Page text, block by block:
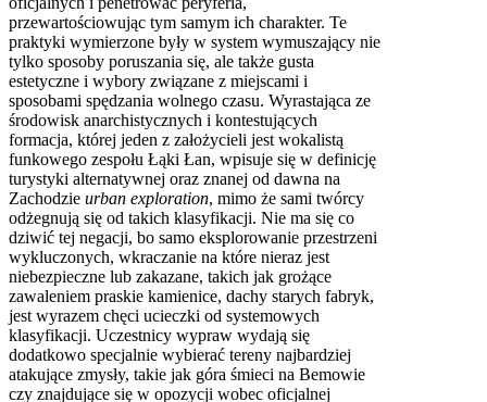
przewartościowując tym samym ich charakter. Te
praktyki wymierzone były w system wymuszający nie
tylko sposoby poruszania się, ale także gusta
estetyczne i wybory związane z miejscami i
sposobami spędzania wolnego czasu. Wyrastająca ze
środowisk anarchistycznych i kontestujących
formacja, której jeden z założycieli jest wokalistą
funkowego zespołu Łąki Łan, wpisuje się w definicję
turystyki alternatywnej oraz znanej od dawna na
Zachodzie urban exploration, mimo że sami twórcy
odżegnują się od takich klasyfikacji. Nie ma się co
dziwić tej negacji, bo samo eksplorowanie przestrzeni
wykluczonych, wkraczanie na które nieraz jest
niebezpieczne lub zakazane, takich jak grożące
zawaleniem praskie kamienice, dachy starych fabryk,
jest wyrazem chęci ucieczki od systemowych
klasyfikacji. Uczestnicy wypraw wydają się
dodatkowo specjalnie wybierać tereny najbardziej
atakujące zmysły, takie jak góra śmieci na Bemowie
czy znajdujące się w opozycji wobec oficjalnej